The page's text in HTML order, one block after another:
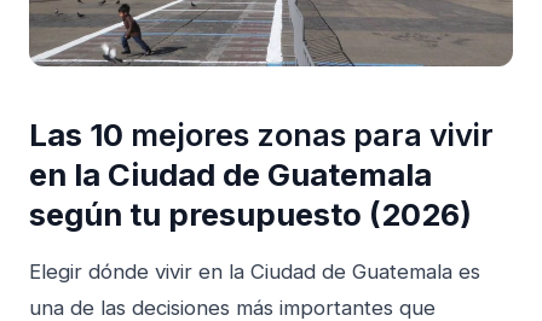
Las 10 mejores zonas para vivir
en la Ciudad de Guatemala
según tu presupuesto (2026)
Elegir dónde vivir en la Ciudad de Guatemala es
una de las decisiones más importantes que